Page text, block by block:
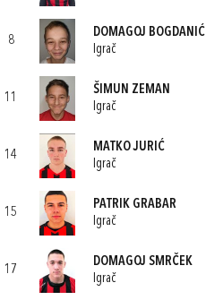
8
DOMAGOJ BOGDANIĆ
Igrač
11
ŠIMUN ZEMAN
Igrač
14
MATKO JURIĆ
Igrač
15
PATRIK GRABAR
Igrač
17
DOMAGOJ SMRČEK
Igrač